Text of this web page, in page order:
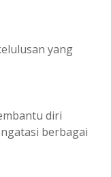
yang
diri
berbagai